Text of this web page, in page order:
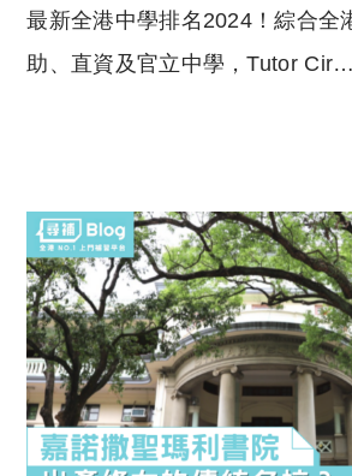
最新全港中學排名2024！綜合全
助、直資及官立中學，Tutor Cir…